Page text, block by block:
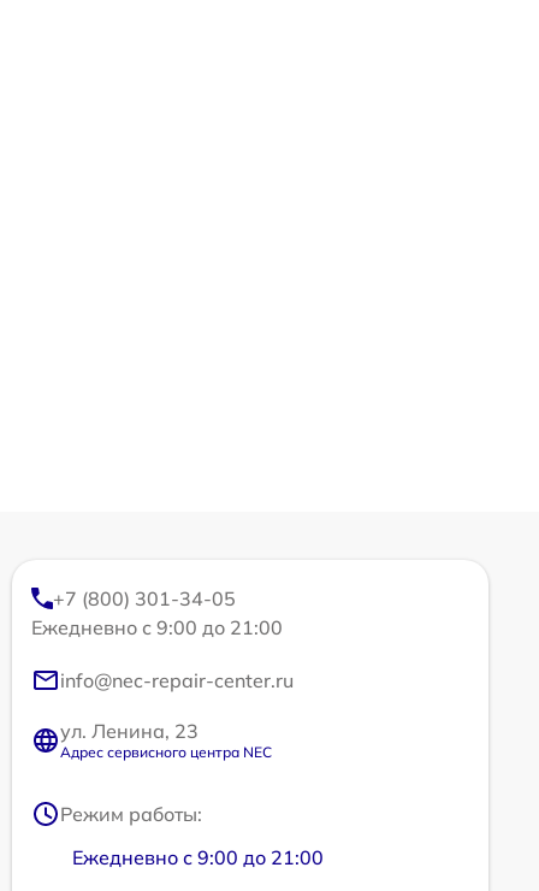
+7 (800) 301-34-05
Ежедневно с 9:00 до 21:00
info@nec-repair-center.ru
ул. Ленина, 23
Адрес сервисного центра NEC
Режим работы:
Ежедневно с 9:00 до 21:00